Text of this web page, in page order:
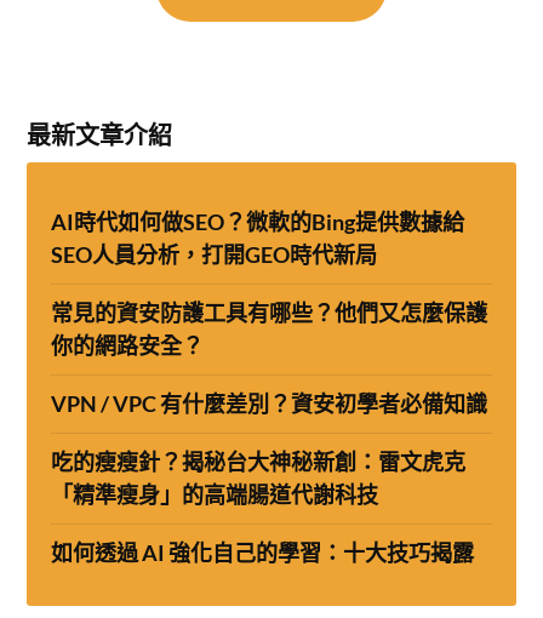
最新文章介紹
AI時代如何做SEO？微軟的Bing提供數據給
SEO人員分析，打開GEO時代新局
常見的資安防護工具有哪些？他們又怎麼保護
你的網路安全？
VPN / VPC 有什麼差別？資安初學者必備知識
吃的瘦瘦針？揭秘台大神秘新創：雷文虎克
「精準瘦身」的高端腸道代謝科技
如何透過 AI 強化自己的學習：十大技巧揭露